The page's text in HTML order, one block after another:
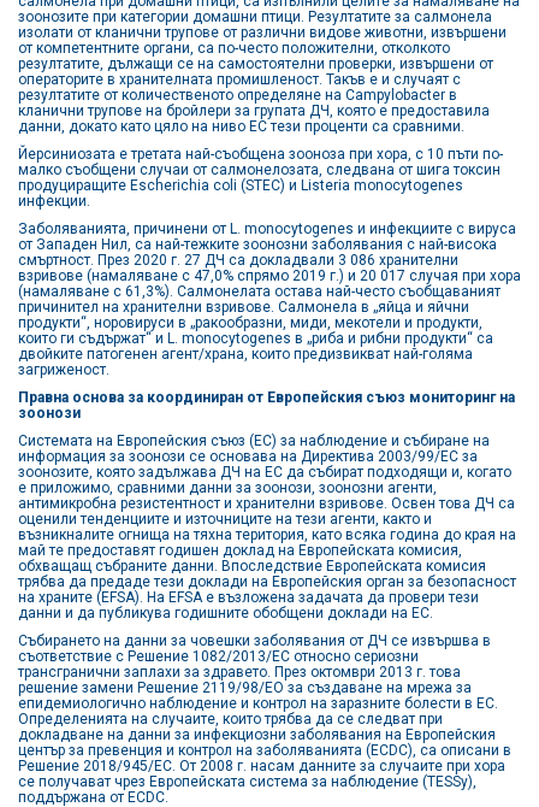
зоонозите при категории домашни птици. Резултатите за салмонела
изолати от кланични трупове от различни видове животни, извършени
от компетентните органи, са по-често положителни, отколкото
резултатите, дължащи се на самостоятелни проверки, извършени от
операторите в хранителната промишленост. Такъв е и случаят с
резултатите от количественото определяне на Campylobacter в
кланични трупове на бройлери за групата ДЧ, която е предоставила
данни, докато като цяло на ниво ЕС тези проценти са сравними.
Йерсиниозата е третата най-съобщена зооноза при хора, с 10 пъти по-
малко съобщени случаи от салмонелозата, следвана от шига токсин
продуциращите Escherichia coli (STEC) и Listeria monocytogenes
инфекции.
Заболяванията, причинени от L. monocytogenes и инфекциите с вируса
от Западен Нил, са най-тежките зоонозни заболявания с най-висока
смъртност. През 2020 г. 27 ДЧ са докладвали 3 086 хранителни
взривове (намаляване с 47,0% спрямо 2019 г.) и 20 017 случая при хора
(намаляване с 61,3%). Салмонелата остава най-често съобщаваният
причинител на хранителни взривове. Салмонела в „яйца и яйчни
продукти“, норовируси в „ракообразни, миди, мекотели и продукти,
които ги съдържат“ и L. monocytogenes в „риба и рибни продукти“ са
двойките патогенен агент/храна, които предизвикват най-голяма
загриженост.
Правна основа за координиран от Европейския съюз мониторинг на
зоонози
Системата на Европейския съюз (ЕС) за наблюдение и събиране на
информация за зоонози се основава на Директива 2003/99/EC за
зоонозите, която задължава ДЧ на ЕС да събират подходящи и, когато
е приложимо, сравними данни за зоонози, зоонозни агенти,
антимикробна резистентност и хранителни взривове. Освен това ДЧ са
оценили тенденциите и източниците на тези агенти, както и
възникналите огнища на тяхна територия, като всяка година до края на
май те предоставят годишен доклад на Европейската комисия,
обхващащ събраните данни. Впоследствие Европейската комисия
трябва да предаде тези доклади на Европейския орган за безопасност
на храните (EFSA). На EFSA е възложена задачата да провери тези
данни и да публикува годишните обобщени доклади на ЕС.
Събирането на данни за човешки заболявания от ДЧ се извършва в
съответствие с Решение 1082/2013/EС относно сериозни
трансгранични заплахи за здравето. През октомври 2013 г. това
решение замени Решение 2119/98/ЕО за създаване на мрежа за
епидемиологично наблюдение и контрол на заразните болести в ЕС.
Определенията на случаите, които трябва да се следват при
докладване на данни за инфекциозни заболявания на Европейския
център за превенция и контрол на заболяванията (ECDC), са описани в
Решение 2018/945/EС. От 2008 г. насам данните за случаите при хора
се получават чрез Европейската система за наблюдение (TESSy),
поддържана от ECDC.